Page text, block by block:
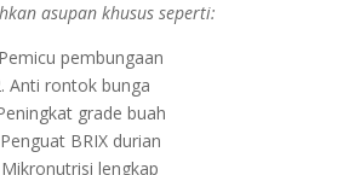
asupan khusus seperti:
pembungaan
Anti rontok bunga
grade buah
BRIX durian
lengkap